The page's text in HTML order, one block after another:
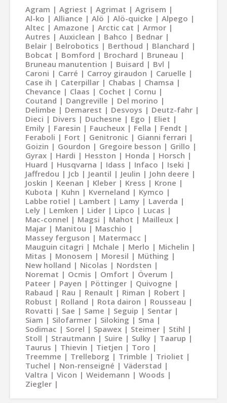
Agram Agriest Agrimat
Agrisem
Al-ko
Alliance Alö Alö-quicke
Alpego
Altec
Amazone Arctic cat
Armor
Autres
Auxiclean Bahco
Bednar
Belair
Belrobotics Berthoud
Blanchard
Bobcat
Bomford Brochard
Bruneau
Bruneau manutention
Buisard
Bvl
Caroni
Carré Carroy giraudon
Caruelle
Case ih
Caterpillar Chabas
Chamsa
Chevance
Claas Cochet
Cornu
Coutand
Dangreville
Del morino
Delimbe
Demarest Desvoys
Deutz-fahr
Dieci
Divers Duchesne Ego
Eliet
Emily
Faresin Faucheux Fella
Fendt
Feraboli
Fort Genitronic
Gianni ferrari
Goizin
Gourdon Gregoire besson
Grillo
Gyrax
Hardi Hesston Honda
Horsch
Huard
Husqvarna Idass Infaco
Iseki
Jaffredou
Jcb Jeantil Jeulin
John deere
Joskin
Keenan Kleber Kress
Krone
Kubota
Kuhn Kverneland
Kymco
Labbe rotiel
Lambert Lamy
Laverda
Lely
Lemken Lider Lipco
Lucas
Mac-connel
Magsi Mahot
Mailleux
Majar
Manitou
Maschio
Massey ferguson
Matermacc
Mauguin citagri
Mchale Merlo
Michelin
Mitas
Monosem Moresil
Müthing
New holland
Nicolas
Nordsten
Noremat
Ocmis Omfort
Överum
Pateer
Payen Pöttinger
Quivogne
Rabaud
Rau Renault Riman
Robert
Robust
Rolland Rota dairon
Rousseau
Rovatti
Sae Same Seguip
Sentar
Siam
Silofarmer Siloking
Sma
Sodimac
Sorel Spawex Steimer
Stihl
Stoll
Strautmann Suire Sulky
Taarup
Taurus
Thievin Tietjen
Toro
Treemme
Trelleborg Trimble
Trioliet
Tuchel
Non-renseigné
Väderstad
Valtra
Vicon Weidemann
Woods
Ziegler